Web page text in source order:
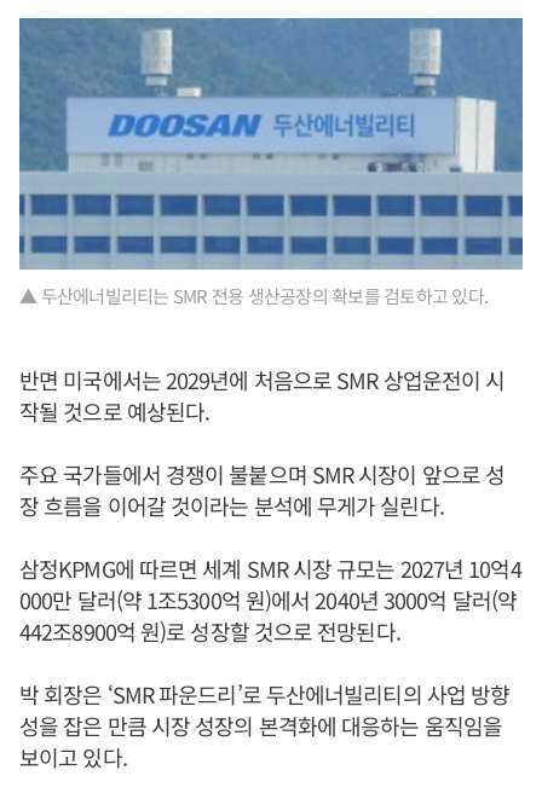
▲ 두산에너빌리티는 SMR 전용 생산공장의 확보를 검토하고 있다.
반면 미국에서는 2029년에 처음으로 SMR 상업운전이 시
작될 것으로 예상된다.
주요 국가들에서 경쟁이 불붙으며 SMR 시장이 앞으로 성
장 흐름을 이어갈 것이라는 분석에 무게가 실린다.
삼정KPMG에 따르면 세계 SMR 시장 규모는 2027년 10억4
000만 달러(약 1조5300억 원)에서 2040년 3000억 달러(약
442조8900억 원)로 성장할 것으로 전망된다.
박 회장은 ‘SMR 파운드리’로 두산에너빌리티의 사업 방향
성을 잡은 만큼 시장 성장의 본격화에 대응하는 움직임을
보이고 있다.